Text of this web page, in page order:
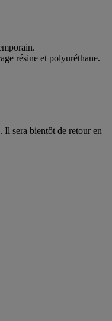
résine et polyuréthane.
sera bientôt de retour en